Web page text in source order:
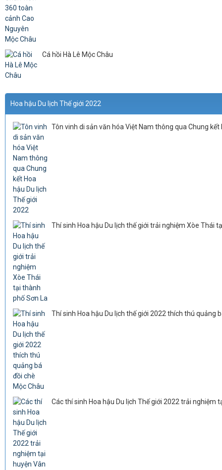
Cá hồi Hà Lê Mộc Châu
Hoa hậu Du lịch Thế giới 2022
Tôn vinh di sản văn hóa Việt Nam thông qua Chung kết
Thí sinh Hoa hậu Du lịch thế giới trải nghiệm Xòe Thái
Thí sinh Hoa hậu Du lịch thế giới 2022 thích thú quảng
Các thí sinh Hoa hậu Du lịch Thế giới 2022 trải nghiệm